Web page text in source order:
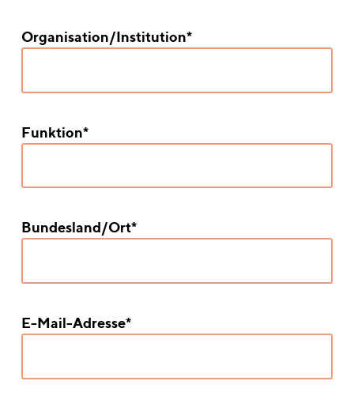
Organisation/Institution*
Funktion*
Bundesland/Ort*
E-Mail-Adresse*